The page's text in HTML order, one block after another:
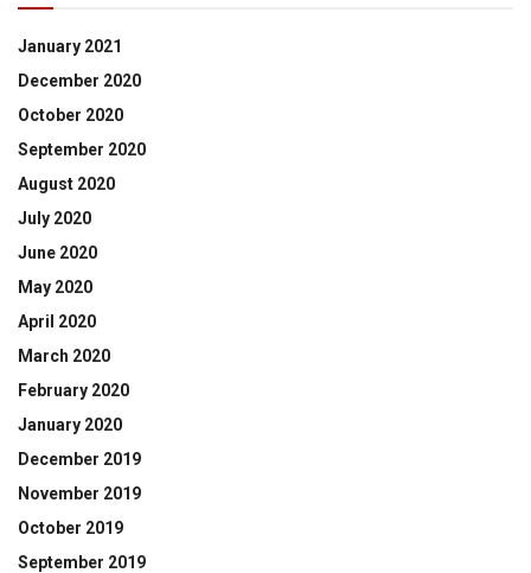
January 2021
December 2020
October 2020
September 2020
August 2020
July 2020
June 2020
May 2020
April 2020
March 2020
February 2020
January 2020
December 2019
November 2019
October 2019
September 2019